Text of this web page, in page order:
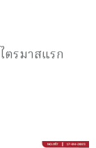
ตรมาสแรก